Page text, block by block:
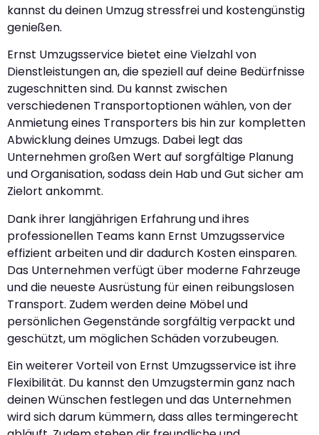
kannst du deinen Umzug stressfrei und kostengünstig
genießen.
Ernst Umzugsservice bietet eine Vielzahl von
Dienstleistungen an, die speziell auf deine Bedürfnisse
zugeschnitten sind. Du kannst zwischen
verschiedenen Transportoptionen wählen, von der
Anmietung eines Transporters bis hin zur kompletten
Abwicklung deines Umzugs. Dabei legt das
Unternehmen großen Wert auf sorgfältige Planung
und Organisation, sodass dein Hab und Gut sicher am
Zielort ankommt.
Dank ihrer langjährigen Erfahrung und ihres
professionellen Teams kann Ernst Umzugsservice
effizient arbeiten und dir dadurch Kosten einsparen.
Das Unternehmen verfügt über moderne Fahrzeuge
und die neueste Ausrüstung für einen reibungslosen
Transport. Zudem werden deine Möbel und
persönlichen Gegenstände sorgfältig verpackt und
geschützt, um möglichen Schäden vorzubeugen.
Ein weiterer Vorteil von Ernst Umzugsservice ist ihre
Flexibilität. Du kannst den Umzugstermin ganz nach
deinen Wünschen festlegen und das Unternehmen
wird sich darum kümmern, dass alles termingerecht